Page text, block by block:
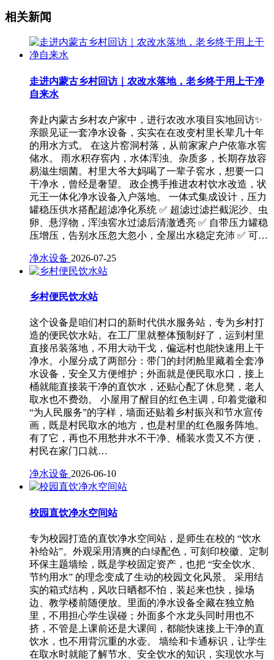
相关新闻
走进内蒙古乡村回访｜农改水落地，老乡终于用上干净
自来水
奔赴内蒙古乡村农户家中，进行农改水项目实地回访✨
亲眼见证一套净水设备，实实在在改变村里长辈几十年
的用水方式。 在这片窑洞村落，从前家家户户依靠水窖
储水。 雨水积存窖内，水体浑浊、杂质多，长期存放容
易滋生细菌。村里大爷大妈喝了一辈子窖水，想要一口
干净水，曾经是奢望。 政企携手推进农村饮水改造，状
元王一体化净水设备入户落地。 一体式集成设计，压力
罐稳压供水搭配超滤净化系统 ✅ 超滤过滤拦截泥沙、虫
卵、悬浮物，浑浊窖水过滤后清澈透亮 ✅ 自带压力罐稳
压增压，告别水压忽大忽小，全屋出水稳定充沛 ✅ 可…
净水设备 2026-07-25
乡村便民饮水站
这个设备是咱们村口的新时代供水服务站，专为乡村打
造的便民饮水站。在工厂里就整体预制好了，运到村里
直接吊装落地，不用大动干戈，偏远村也能快速用上干
净水。小屋分成了两部分：带门的封闭舱里藏着全套净
水设备，安全又方便维护；外面就是便民取水口，接上
桶就能直接装干净的直饮水，还贴心配了休息凳，老人
取水也不费劲。 小屋用了醒目的红色主调，印着党徽和
“为人民服务”的字样，墙面还贴着乡村振兴和节水宣传
画，既是村民取水的地方，也是村里的红色服务阵地。
有了它，再也不用愁井水不干净、桶装水贵又不方便，
村民在家门口就…
净水设备 2026-06-10
校园直饮净水空间站
专为校园打造的直饮净水空间站，是师生在校的 “饮水
补给站”。外观采用清爽的白绿配色，可刻印校徽、定制
环保主题墙绘，既是学校固定资产，也把 “安全饮水、
节约用水” 的理念变成了生动的校园文化风景。 采用结
实的箱式结构，风吹日晒都不怕，装起来也快，操场
边、教学楼前随便放。里面的净水设备全藏在独立舱
里，不用担心学生误碰；外面多个水龙头同时用也不
挤，不管是上课前还是大课间，都能快速接上干净的直
饮水，也不用背沉重的水壶。 墙绘和卡通标识，让学生
在取水时就能了解节水、安全饮水的知识，实现饮水与